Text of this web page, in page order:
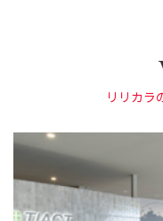
リリカラ